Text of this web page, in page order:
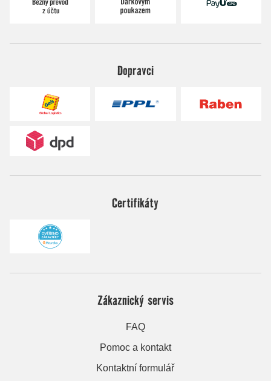
Dopravci
Certifikáty
Zákaznický servis
FAQ
Pomoc a kontakt
Kontaktní formulář